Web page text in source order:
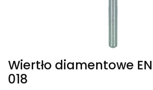
Wiertło diamentowe
018